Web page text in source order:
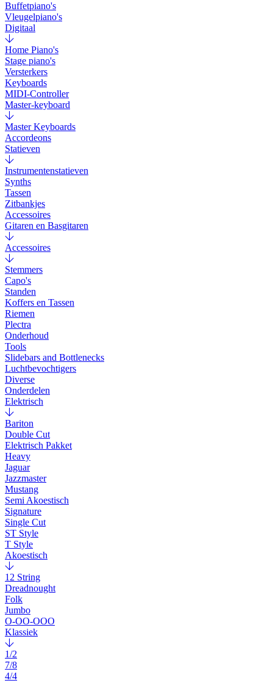
Buffetpiano's
Vleugelpiano's
Digitaal
Home Piano's
Stage piano's
Versterkers
Keyboards
MIDI-Controller
Master-keyboard
Master Keyboards
Accordeons
Statieven
Instrumentenstatieven
Synths
Tassen
Zitbankjes
Accessoires
Gitaren en Basgitaren
Accessoires
Stemmers
Capo's
Standen
Koffers en Tassen
Riemen
Plectra
Onderhoud
Tools
Slidebars and Bottlenecks
Luchtbevochtigers
Diverse
Onderdelen
Elektrisch
Bariton
Double Cut
Elektrisch Pakket
Heavy
Jaguar
Jazzmaster
Mustang
Semi Akoestisch
Signature
Single Cut
ST Style
T Style
Akoestisch
12 String
Dreadnought
Folk
Jumbo
O-OO-OOO
Klassiek
1/2
7/8
4/4